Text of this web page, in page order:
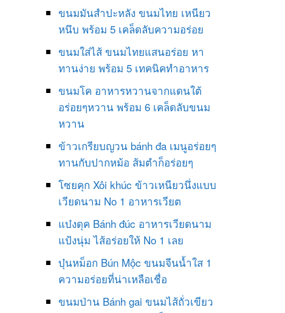
ขนมมันสำปะหลัง ขนมไทย เหนียว
หนึบ พร้อม 5 เคล็ดลับความอร่อย
ขนมใส่ไส้ ขนมไทยแสนอร่อย หา
ทานง่าย พร้อม 5 เทคนิคทำอาหาร
ขนมโค อาหารหวานจากแดนใต้
อร่อยๆหวาน พร้อม 6 เคล็ดลับขนม
หวาน
ข้าวเกรียบญวน bánh đa เมนูอร่อยๆ
ทานกับปากหม้อ ส้มตำก็อร่อยๆ
โซยคุก Xôi khúc ข้าวเหนียวนึ่งแบบ
เวียดนาม No 1 อาหารเวียต
แบ๋งดุค Bánh đúc อาหารเวียดนาม
แป้งนุ่ม ไส้อร่อยให้ No 1 เลย
บุ๋นหม็อก Bún Mộc ขนมจีนน้ำใส 1
ความอร่อยที่น่าเหลือเชื่อ
ขนมป่าน Bánh gai ขนมไส้ถั่วเขียว